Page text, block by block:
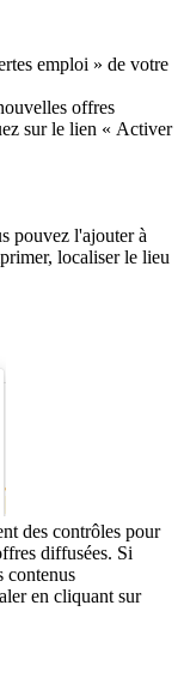
emploi » de votre
offres
sur le lien « Activer
pouvez l'ajouter à
localiser le lieu
des contrôles pour
diffusées. Si
contenus
en cliquant sur